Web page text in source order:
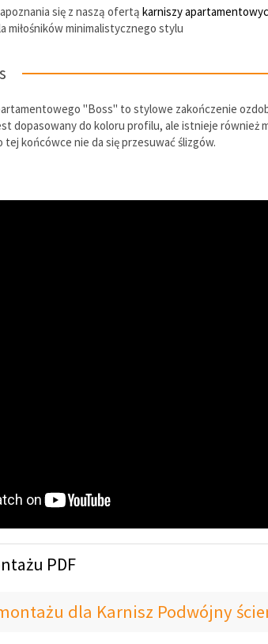
się z naszą ofertą karniszy
miłośników minimalistycznego stylu
"Boss" to stylowe zakończenie
dopasowany do koloru profilu, ale istnieje również
tej końcówce nie da się przesuwać ślizgów.
PDF
dla Karnisz Podwójny